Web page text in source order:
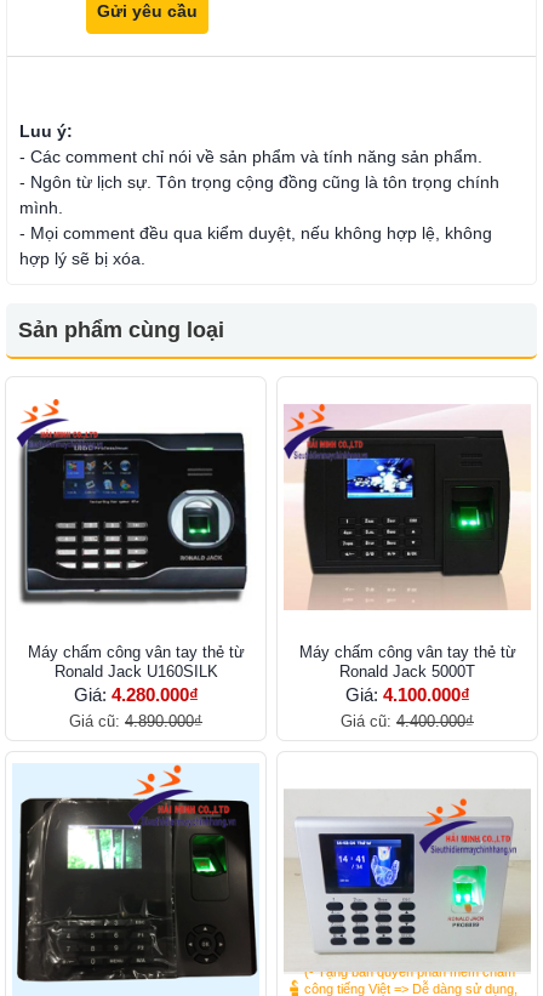
Luu ý:
- Các comment chỉ nói về sản phẩm và tính năng sản phẩm.
- Ngôn từ lịch sự. Tôn trọng cộng đồng cũng là tôn trọng chính
mình.
- Mọi comment đều qua kiểm duyệt, nếu không hợp lệ, không
hợp lý sẽ bị xóa.
Sản phẩm cùng loại
Máy chấm công vân tay thẻ từ
Ronald Jack U160SILK
Giá: 4.280.000₫
Giá cũ: 4.890.000₫
Máy chấm công vân tay thẻ từ
Ronald Jack 5000T
Giá: 4.100.000₫
Giá cũ: 4.400.000₫
(- Tặng bản quyền phần mềm chấm
công tiếng Việt => Dễ dàng sử dụng,